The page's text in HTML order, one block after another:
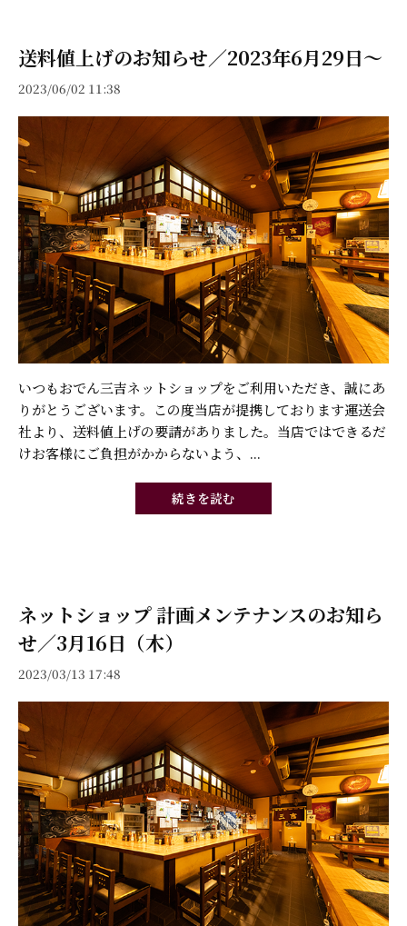
送料値上げのお知らせ／2023年6月29日〜
2023/06/02 11:38
いつもおでん三吉ネットショップをご利用いただき、誠にあ
りがとうございます。この度当店が提携しております運送会
社より、送料値上げの要請がありました。当店ではできるだ
けお客様にご負担がかからないよう、...
続きを読む
ネットショップ 計画メンテナンスのお知ら
せ／3月16日（木）
2023/03/13 17:48